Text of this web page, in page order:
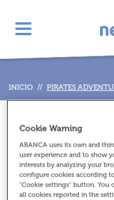
Toggle
INICIO // PIRATES
Cookie Warning
ABANCA uses its own and
user experience and to show
interests by analyzing your
configure cookies according
"Cookie settings" button. You
all cookies reported in the